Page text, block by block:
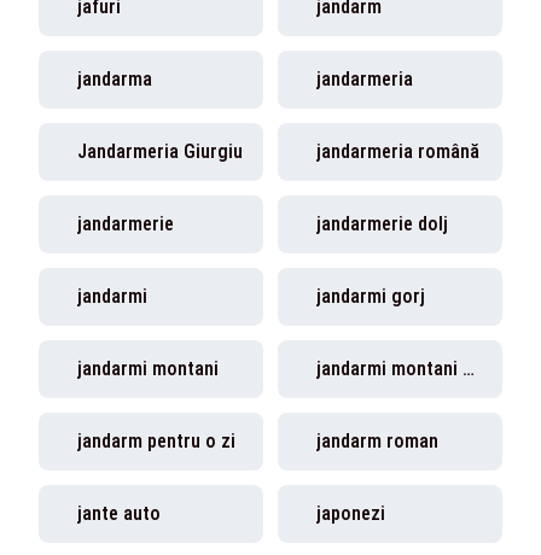
jafuri jandarm
jandarma jandarmeria
Jandarmeria Giurgiu jandarmeria română
jandarmerie jandarmerie dolj
jandarmi jandarmi gorj
jandarmi montani jandarmi montani bistrita-nasaud
jandarm pentru o zi jandarm roman
jante auto japonezi